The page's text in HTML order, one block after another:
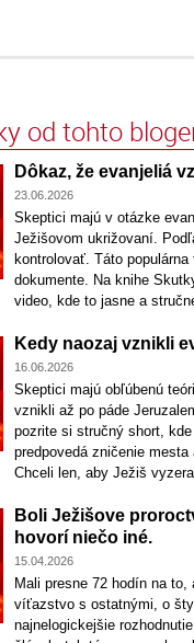
od tohto
Dôkaz, že evanjeliá
23.06.2026
Skeptici majú v otázke
Ježišovom ukrižovaní.
kontrolovať. Táto
dokumente. Na knihe
video, kde to jasne a
Kedy naozaj vznikli
16.06.2026
Skeptici majú obľúbenú
vznikli až po páde
pozrite si stručný short,
predpovedá zničenie
Chceli len, aby Ježiš
Boli Ježišove
hovorí niečo iné.
15.04.2026
Mali presne 72 hodín na
víťazstvo s ostatnými, o
najnelogickejšie